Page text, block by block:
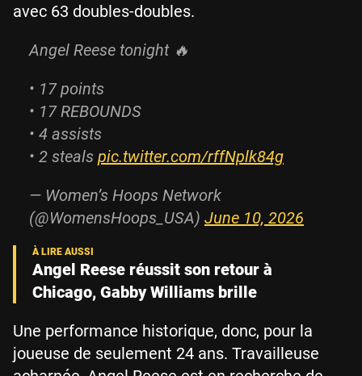
avec 63 doubles-doubles.
Angel Reese tonight 🔥
• 17 points
• 17 REBOUNDS
• 4 assists
• 2 steals pic.twitter.com/rffNplk84g
— Women’s Hoops Network
(@WomensHoops_USA) June 10, 2026
Angel Reese réussit son retour à
Chicago, Gabby Williams brille
Une performance historique, donc, pour la
joueuse de seulement 24 ans. Travailleuse